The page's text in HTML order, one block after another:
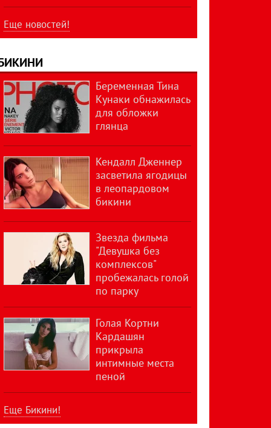
Еще новостей!
Беременная Тина
Кунаки обнажилась
для обложки
глянца
Кендалл Дженнер
засветила ягодицы
в леопардовом
бикини
Звезда фильма
"Девушка без
комплексов"
пробежалась голой
по парку
Голая Кортни
Кардашян
прикрыла
интимные места
пеной
Еще Бикини!